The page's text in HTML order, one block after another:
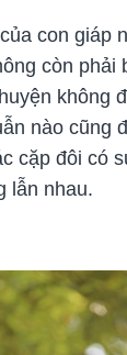
con giáp
còn phải
không
nào cũng
cặp đôi có
lẫn nhau.